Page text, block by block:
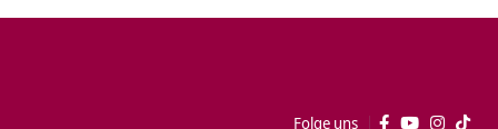
Folge uns